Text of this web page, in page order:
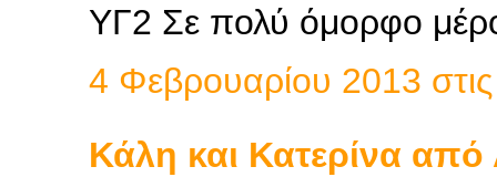
ΥΓ2 Σε πολύ όμορφο
4 Φεβρουαρίου 2013
Κάλη και Κατερίνα από